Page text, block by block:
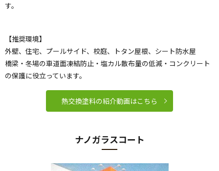
す。
【推奨環境】
外壁、住宅、プールサイド、校庭、トタン屋根、シート防水屋
橋梁・冬場の車道面凍結防止・塩カル散布量の低減・コンクリート
の保護に役立っています。
熱交換塗料の紹介動画はこちら
ナノガラスコート